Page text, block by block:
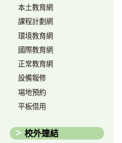
本土教育網
課程計劃網
環境教育網
國際教育網
正常教育網
設備報修
場地預約
平板借用
校外連結